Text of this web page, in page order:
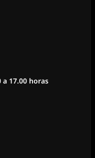
17.00 horas